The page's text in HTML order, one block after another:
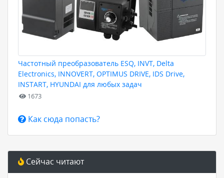
Частотный преобразователь ESQ, INVT, Delta
Electronics, INNOVERT, OPTIMUS DRIVE, IDS Drive,
INSTART, HYUNDAI для любых задач
1673
Как сюда попасть?
Сейчас читают